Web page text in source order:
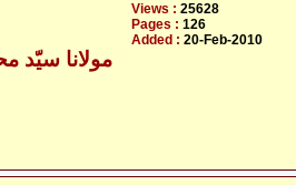
- مولانا
Views : 25628
Pages : 126
Added : 20-Feb-2010